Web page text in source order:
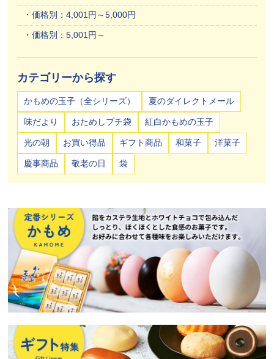
価格別：4,001円～5,000円
価格別：5,001円～
カテゴリーから探す
かもめの玉子（全シリーズ） 夏のダイレクトメール
味だより おためしプチ袋 紅白かもめの玉子
光の朝 お買い得品 ギフト商品 和菓子 洋菓子
慶事商品 敬老の日 袋